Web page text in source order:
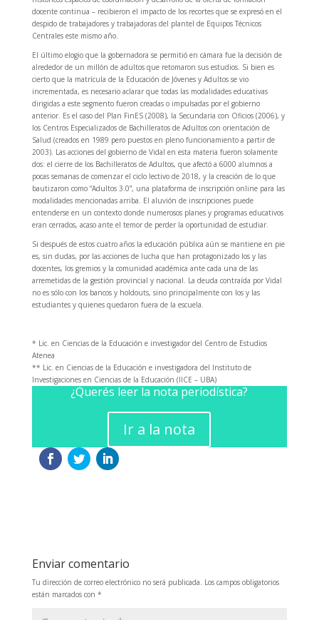
docente continua – recibieron el impacto de los recortes que se expresó en el
despido de trabajadores y trabajadoras del plantel de Equipos Técnicos
Centrales este mismo año.
El último elogio que la gobernadora se permitió en cámara fue la decisión de
alrededor de un millón de adultos que retomaron sus estudios. Si bien es
cierto que la matrícula de la Educación de Jóvenes y Adultos se vio
incrementada, es necesario aclarar que todas las modalidades educativas
dirigidas a este segmento fueron creadas o impulsadas por el gobierno
anterior. Es el caso del Plan FinES (2008), la Secundaria con Oficios (2006), y
los Centros Especializados de Bachilleratos de Adultos con orientación de
Salud (creados en 1989 pero puestos en pleno funcionamiento a partir de
2003). Las acciones del gobierno de Vidal en esta materia fueron solamente
dos: el cierre de los Bachilleratos de Adultos, que afectó a 6000 alumnos a
pocas semanas de comenzar el ciclo lectivo de 2018, y la creación de lo que
bautizaron como “Adultos 3.0”, una plataforma de inscripción online para las
modalidades mencionadas arriba. El aluvión de inscripciones puede
entenderse en un contexto donde numerosos planes y programas educativos
eran cerrados, acaso ante el temor de perder la oportunidad de estudiar.
Si después de estos cuatro años la educación pública aún se mantiene en pie
es, sin dudas, por las acciones de lucha que han protagonizado los y las
docentes, los gremios y la comunidad académica ante cada una de las
arremetidas de la gestión provincial y nacional. La deuda contraída por Vidal
no es sólo con los bancos y holdouts, sino principalmente con los y las
estudiantes y quienes quedaron fuera de la escuela.
* Lic. en Ciencias de la Educación e investigador del Centro de Estudios
Atenea
** Lic. en Ciencias de la Educación e investigadora del Instituto de
Investigaciones en Ciencias de la Educación (IICE – UBA)
¿Querés leer la nota periodística?
Ir a la nota
Enviar comentario
Tu dirección de correo electrónico no será publicada. Los campos obligatorios
están marcados con *